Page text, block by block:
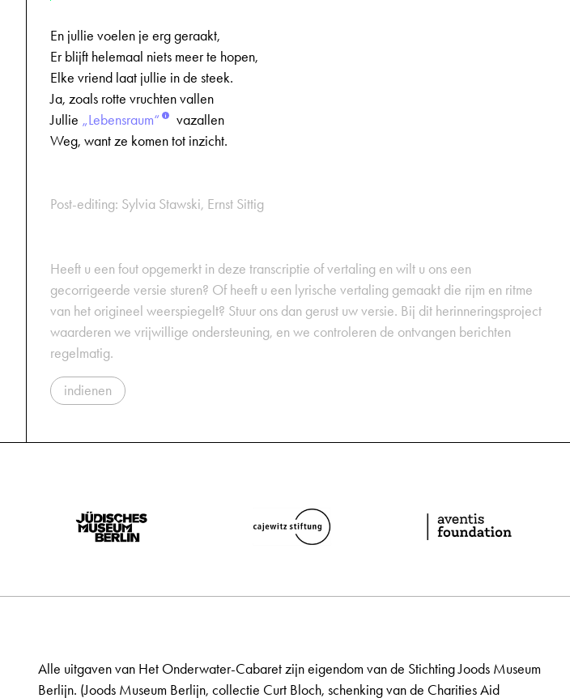
En jullie voelen je erg geraakt,
Er blijft helemaal niets meer te hopen,
Elke vriend laat jullie in de steek.
Ja, zoals rotte vruchten vallen
Jullie „Lebensraum“
vazallen
Weg, want ze komen tot inzicht.
Post-editing: Sylvia Stawski, Ernst Sittig
Heeft u een fout opgemerkt in deze transcriptie of vertaling en wilt u ons een
gecorrigeerde versie sturen? Of heeft u een lyrische vertaling gemaakt die rijm en ritme
van het origineel weerspiegelt? Stuur ons dan gerust uw versie. Bij dit herinneringsproject
waarderen we vrijwillige ondersteuning, en we controleren de ontvangen berichten
regelmatig.
indienen
Alle uitgaven van Het Onderwater-Cabaret zijn eigendom van de Stichting Joods Museum
Berlijn. (Joods Museum Berlijn, collectie Curt Bloch, schenking van de Charities Aid